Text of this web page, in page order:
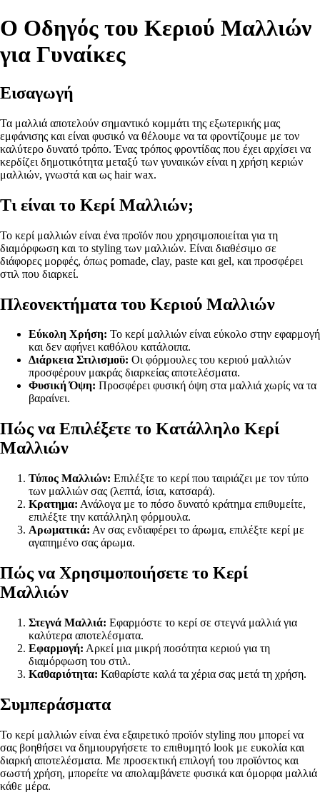
Ο Οδηγός του Κεριού Μαλλιών
για Γυναίκες
Εισαγωγή
Τα μαλλιά αποτελούν σημαντικό κομμάτι της εξωτερικής μας
εμφάνισης και είναι φυσικό να θέλουμε να τα φροντίζουμε με τον
καλύτερο δυνατό τρόπο. Ένας τρόπος φροντίδας που έχει αρχίσει να
κερδίζει δημοτικότητα μεταξύ των γυναικών είναι η χρήση κεριών
μαλλιών, γνωστά και ως hair wax.
Τι είναι το Κερί Μαλλιών;
Το κερί μαλλιών είναι ένα προϊόν που χρησιμοποιείται για τη
διαμόρφωση και το styling των μαλλιών. Είναι διαθέσιμο σε
διάφορες μορφές, όπως pomade, clay, paste και gel, και προσφέρει
στιλ που διαρκεί.
Πλεονεκτήματα του Κεριού Μαλλιών
Εύκολη Χρήση: Το κερί μαλλιών είναι εύκολο στην εφαρμογή
και δεν αφήνει καθόλου κατάλοιπα.
Διάρκεια Στιλισμοϋ: Οι φόρμουλες του κεριού μαλλιών
προσφέρουν μακράς διαρκείας αποτελέσματα.
Φυσική Όψη: Προσφέρει φυσική όψη στα μαλλιά χωρίς να τα
βαραίνει.
Πώς να Επιλέξετε το Κατάλληλο Κερί
Μαλλιών
Τύπος Μαλλιών: Επιλέξτε το κερί που ταιριάζει με τον τύπο
των μαλλιών σας (λεπτά, ίσια, κατσαρά).
Κρατημα: Ανάλογα με το πόσο δυνατό κράτημα επιθυμείτε,
επιλέξτε την κατάλληλη φόρμουλα.
Αρωματικά: Αν σας ενδιαφέρει το άρωμα, επιλέξτε κερί με
αγαπημένο σας άρωμα.
Πώς να Χρησιμοποιήσετε το Κερί
Μαλλιών
Στεγνά Μαλλιά: Εφαρμόστε το κερί σε στεγνά μαλλιά για
καλύτερα αποτελέσματα.
Εφαρμογή: Αρκεί μια μικρή ποσότητα κεριού για τη
διαμόρφωση του στιλ.
Καθαριότητα: Καθαρίστε καλά τα χέρια σας μετά τη χρήση.
Συμπεράσματα
Το κερί μαλλιών είναι ένα εξαιρετικό προϊόν styling που μπορεί να
σας βοηθήσει να δημιουργήσετε το επιθυμητό look με ευκολία και
διαρκή αποτελέσματα. Με προσεκτική επιλογή του προϊόντος και
σωστή χρήση, μπορείτε να απολαμβάνετε φυσικά και όμορφα μαλλιά
κάθε μέρα.